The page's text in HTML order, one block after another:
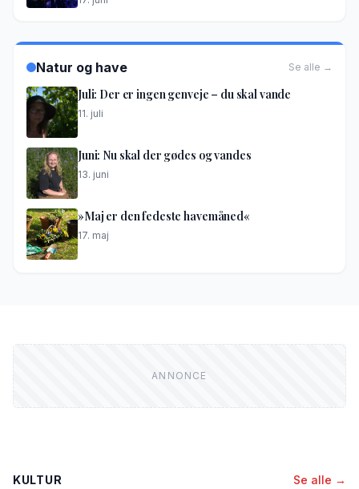
Natur og have Se alle →
Juli: Der er ingen genveje – du skal vande
11. juli
Juni: Nu skal der gødes og vandes
13. juni
»Maj er den fedeste havemåned«
17. maj
KULTUR Se alle →